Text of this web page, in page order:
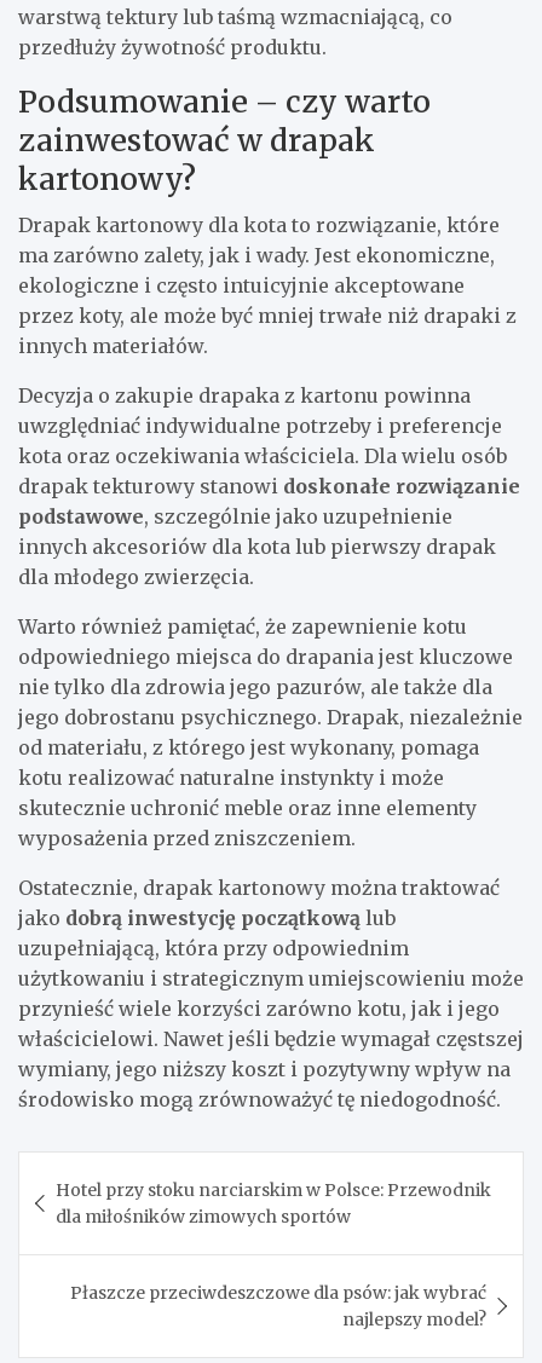
warstwą tektury lub taśmą wzmacniającą, co
przedłuży żywotność produktu.
Podsumowanie – czy warto
zainwestować w drapak
kartonowy?
Drapak kartonowy dla kota to rozwiązanie, które
ma zarówno zalety, jak i wady. Jest ekonomiczne,
ekologiczne i często intuicyjnie akceptowane
przez koty, ale może być mniej trwałe niż drapaki z
innych materiałów.
Decyzja o zakupie drapaka z kartonu powinna
uwzględniać indywidualne potrzeby i preferencje
kota oraz oczekiwania właściciela. Dla wielu osób
drapak tekturowy stanowi doskonałe rozwiązanie
podstawowe, szczególnie jako uzupełnienie
innych akcesoriów dla kota lub pierwszy drapak
dla młodego zwierzęcia.
Warto również pamiętać, że zapewnienie kotu
odpowiedniego miejsca do drapania jest kluczowe
nie tylko dla zdrowia jego pazurów, ale także dla
jego dobrostanu psychicznego. Drapak, niezależnie
od materiału, z którego jest wykonany, pomaga
kotu realizować naturalne instynkty i może
skutecznie uchronić meble oraz inne elementy
wyposażenia przed zniszczeniem.
Ostatecznie, drapak kartonowy można traktować
jako dobrą inwestycję początkową lub
uzupełniającą, która przy odpowiednim
użytkowaniu i strategicznym umiejscowieniu może
przynieść wiele korzyści zarówno kotu, jak i jego
właścicielowi. Nawet jeśli będzie wymagał częstszej
wymiany, jego niższy koszt i pozytywny wpływ na
środowisko mogą zrównoważyć tę niedogodność.
wpisu
Hotel przy stoku narciarskim w Polsce: Przewodnik
dla miłośników zimowych sportów
Płaszcze przeciwdeszczowe dla psów: jak wybrać
najlepszy model?